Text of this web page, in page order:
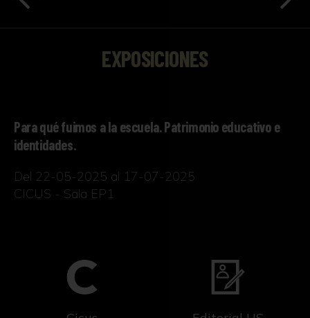
EXPOSICIONES
Para qué fuimos a la escuela. Patrimonio educativo e
identidades.
Del 22-05-2025 al 17-07-2025
CICUS - Sala EP1